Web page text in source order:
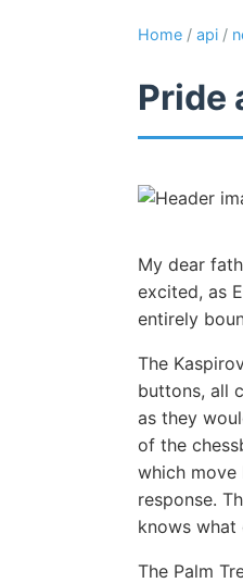
Home / api /
Pride
My dear
excited, as
entirely
The
buttons, all
as they
of the
which move
response.
knows what
The Palm